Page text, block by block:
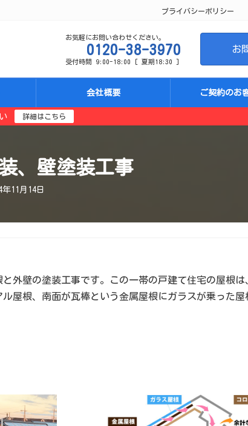
プライバシーポリシー
お気軽にお問い合わせください。
0120-38-3970
受付時間 9:00-18:00 [ 夏期18:30 ]
お
会社概要 ご契約のお
詳細はこちら
、壁塗装工事
年11月14日
外壁の塗装工事です。この一帯の戸建て住宅の屋根は
屋根、南面が瓦棒という金属屋根にガラスが乗った屋